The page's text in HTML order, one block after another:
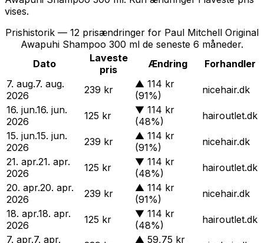
vises.
Prishistorik — 12 prisændringer for Paul Mitchell Original
Awapuhi Shampoo 300 ml de seneste 6 måneder.
Dato
Laveste
pris
Ændring
Forhandler
7. aug.7. aug.
2026
239 kr ▲ 114 kr
(91%)
nicehair.dk
16. jun.16. jun.
2026
125 kr ▼ 114 kr
(48%)
hairoutlet.dk
15. jun.15. jun.
2026
239 kr ▲ 114 kr
(91%)
nicehair.dk
21. apr.21. apr.
2026
125 kr ▼ 114 kr
(48%)
hairoutlet.dk
20. apr.20. apr.
2026
239 kr ▲ 114 kr
(91%)
nicehair.dk
18. apr.18. apr.
2026
125 kr ▼ 114 kr
(48%)
hairoutlet.dk
7. apr.7. apr.
▲ 59,75 kr